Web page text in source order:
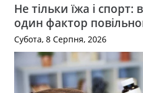
Не тільки їжа і
один фактор
Субота, 8 Серпня, 2026